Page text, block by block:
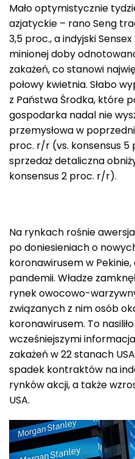
Mało optymistycznie
azjatyckie – rano Seng
3,5 proc., a indyjski
minionej doby
zakażeń, co stanowi
połowy kwietnia. Słabo
z Państwa Środka, które
gospodarka nadal nie
przemysłowa w
proc. r/r (vs. konsensus
sprzedaż detaliczna
konsensus 2 proc. r/r).
Na rynkach rośnie
po doniesieniach o
koronawirusem w
pandemii. Władze
rynek owocowo-
związanych z nim osób
koronawirusem. To
wcześniejszymi
zakażeń w 22 stanach
spadek kontraktów na
rynków akcji, a także
USA.